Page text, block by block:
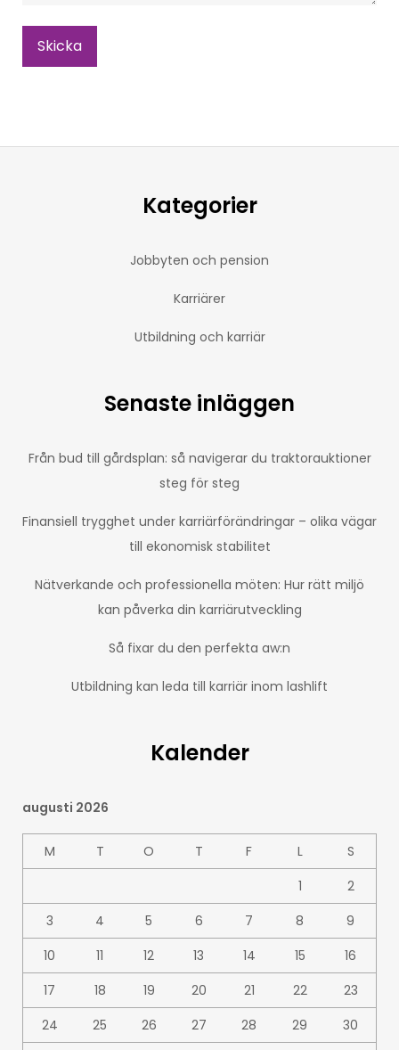
Kategorier
Jobbyten och pension
Karriärer
Utbildning och karriär
Senaste inläggen
Från bud till gårdsplan: så navigerar du traktorauktioner
steg för steg
Finansiell trygghet under karriärförändringar – olika vägar
till ekonomisk stabilitet
Nätverkande och professionella möten: Hur rätt miljö
kan påverka din karriärutveckling
Så fixar du den perfekta aw:n
Utbildning kan leda till karriär inom lashlift
Kalender
augusti 2026
M T O T F L
S
1
2
3
4 5 6 7 8
9
10
11 12 13 14 15
16
17
18 19 20 21 22
23
24
25 26 27 28 29
30